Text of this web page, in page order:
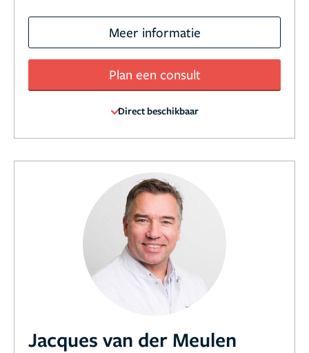
Meer informatie
Plan een consult
Direct beschikbaar
Jacques van der Meulen